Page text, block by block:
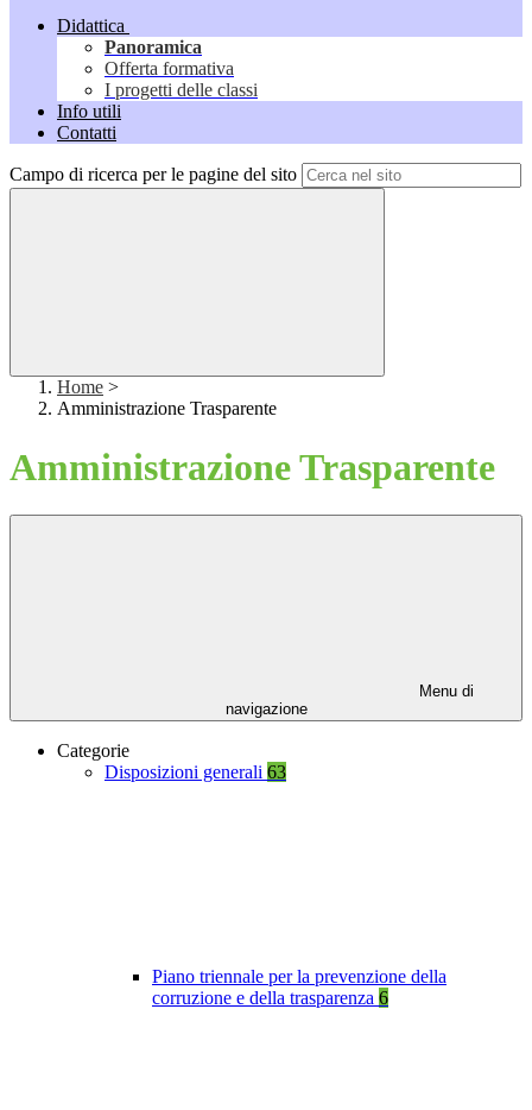
Didattica
Panoramica
Offerta formativa
I progetti delle classi
Info utili
Contatti
Campo di ricerca per le pagine del sito
Home >
Amministrazione Trasparente
Amministrazione Trasparente
Menu di
navigazione
Categorie
Disposizioni generali 63
Piano triennale per la prevenzione della
corruzione e della trasparenza 6